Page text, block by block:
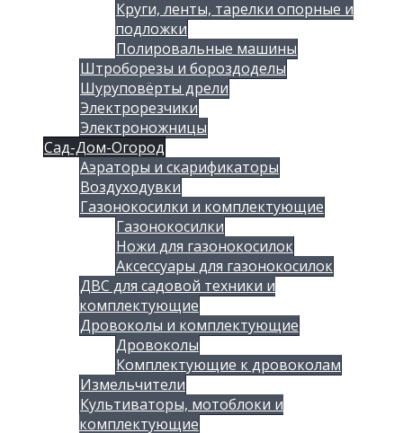
Круги, ленты, тарелки опорные и
подложки
Полировальные машины
Штроборезы и бороздоделы
Шуруповёрты дрели
Электрорезчики
Электроножницы
Сад-Дом-Огород
Аэраторы и скарификаторы
Воздуходувки
Газонокосилки и комплектующие
Газонокосилки
Ножи для газонокосилок
Аксессуары для газонокосилок
ДВС для садовой техники и
комплектующие
Дровоколы и комплектующие
Дровоколы
Комплектующие к дровоколам
Измельчители
Культиваторы, мотоблоки и
комплектующие